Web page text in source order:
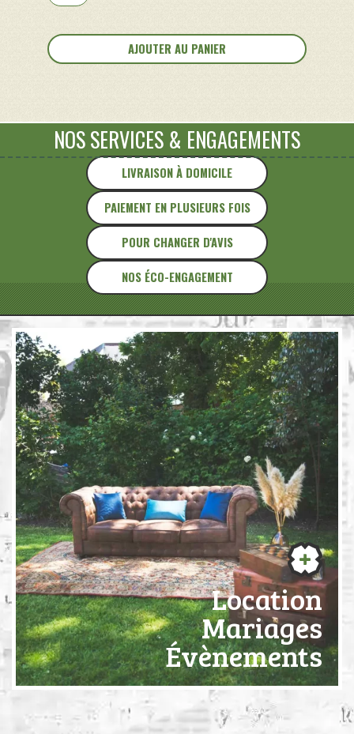
de
de
fenêtre
AJOUTER AU PANIER
LIVRAISON À DOMICILE
PAIEMENT EN PLUSIEURS FOIS
NOS SERVICES & ENGAGEMENTS
POUR CHANGER D'AVIS
NOS ÉCO-ENGAGEMENT
Location
Mariages
Évènements